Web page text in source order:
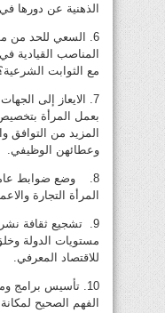
الذهنية عن دورها في
6. السعي للحد من
المناصب القيادية
مع الثوابت
7. الايعاز إلى
بعمل المرأة
المزيد من التوافق
وعطائهن الوظيفي.
8. وضع ضوابط
المرأة التجارة
9. تشجيع ثقافة
مستويات الدولة
للاقتصاد المعرفي.
10. تأسيس برامج
الفهم الصحيح